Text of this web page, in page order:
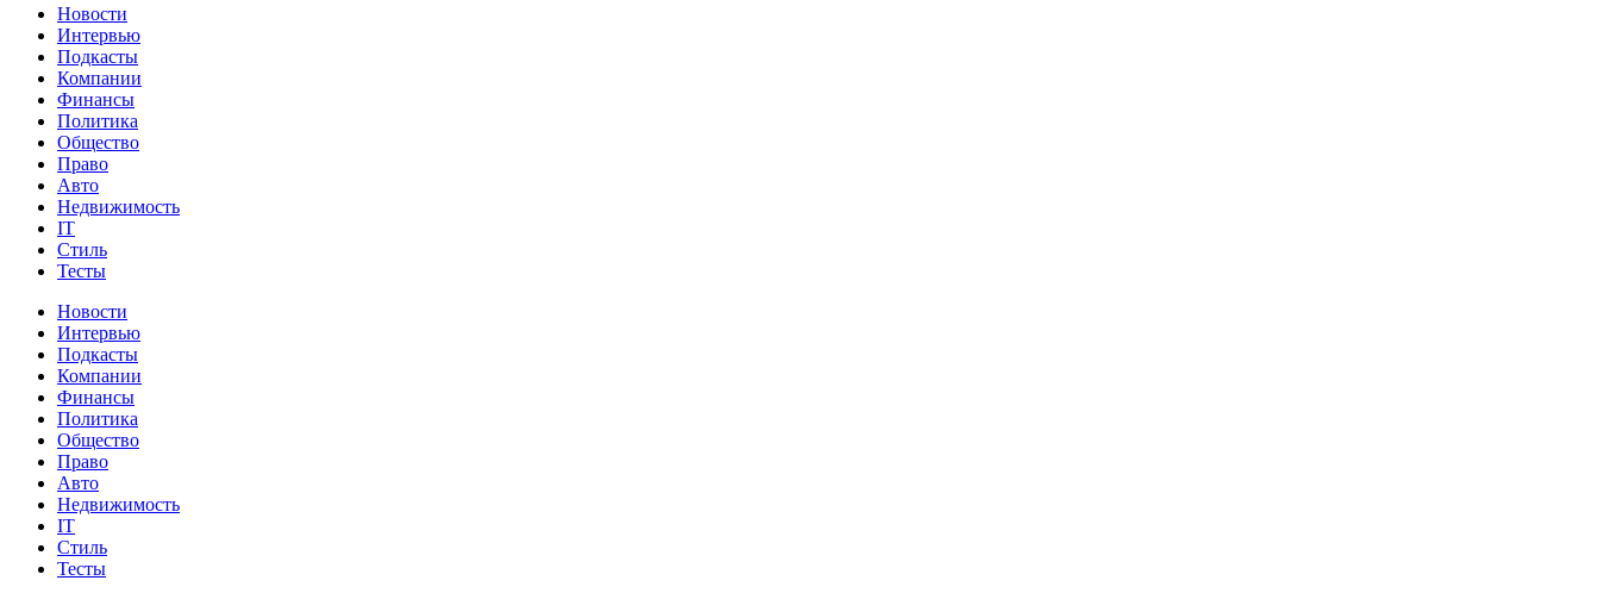
Новости
Интервью
Подкасты
Компании
Финансы
Политика
Общество
Право
Авто
Недвижимость
IT
Стиль
Тесты
Новости
Интервью
Подкасты
Компании
Финансы
Политика
Общество
Право
Авто
Недвижимость
IT
Стиль
Тесты